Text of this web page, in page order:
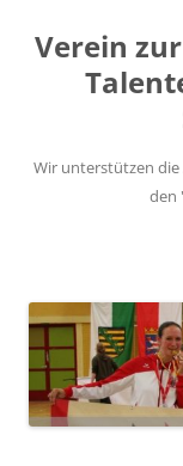
springen
Verein
Wir unterstützen
den